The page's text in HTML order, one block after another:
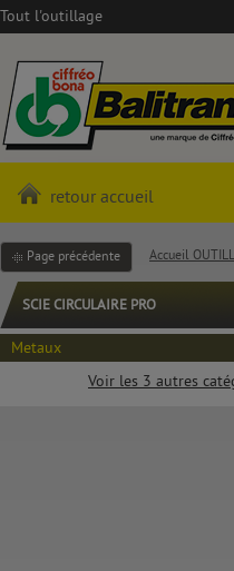
Tout l'outillage
retour accueil
Page précédente Accueil
SCIE CIRCULAIRE PRO
Metaux
Voir les 3 autres